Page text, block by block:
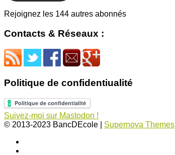
Rejoignez les 144 autres abonnés
Contacts & Réseaux :
Politique de confidentiualité
Suivez-moi sur Mastodon !
© 2013-2023 BancDEcole
Supernova Themes